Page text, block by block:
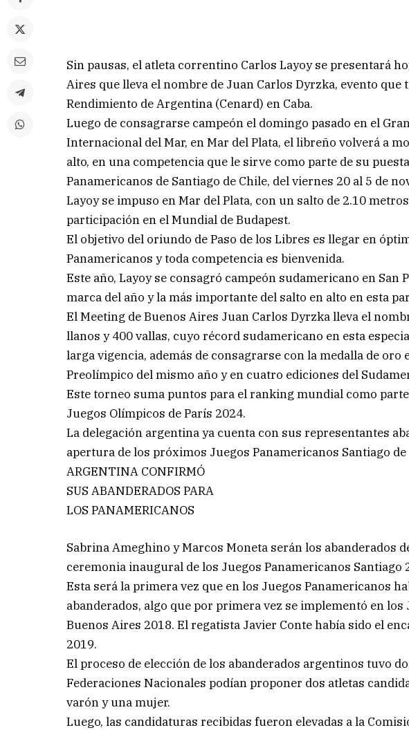
Sin pausas, el atleta correntino Carlos Layoy se presentará
Aires que lleva el nombre de Juan Carlos Dyrzka, evento
Rendimiento de Argentina (Cenard) en Caba.
Luego de consagrarse campeón el domingo pasado en el
Internacional del Mar, en Mar del Plata, el libreño volverá a
alto, en una competencia que le sirve como parte de su
Panamericanos de Santiago de Chile, del viernes 20 al 5 de
Layoy se impuso en Mar del Plata, con un salto de 2.10
participación en el Mundial de Budapest.
El objetivo del oriundo de Paso de los Libres es llegar en
Panamericanos y toda competencia es bienvenida.
Este año, Layoy se consagró campeón sudamericano en San
marca del año y la más importante del salto en alto en esta
El Meeting de Buenos Aires Juan Carlos Dyrzka lleva el
llanos y 400 vallas, cuyo récord sudamericano en esta
larga vigencia, además de consagrarse con la medalla de oro
Preolímpico del mismo año y en cuatro ediciones del
Este torneo suma puntos para el ranking mundial como
Juegos Olímpicos de París 2024.
La delegación argentina ya cuenta con sus representantes
apertura de los próximos Juegos Panamericanos Santiago
ARGENTINA CONFIRMÓ
SUS ABANDERADOS PARA
LOS PANAMERICANOS
Sabrina Ameghino y Marcos Moneta serán los abanderados
ceremonia inaugural de los Juegos Panamericanos Santiago
Esta será la primera vez que en los Juegos Panamericanos
abanderados, algo que por primera vez se implementó en
Buenos Aires 2018. El regatista Javier Conte había sido el
2019.
El proceso de elección de los abanderados argentinos tuvo
Federaciones Nacionales podían proponer dos atletas
varón y una mujer.
Luego, las candidaturas recibidas fueron elevadas a la